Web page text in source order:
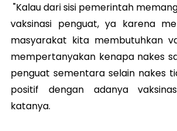
"Kalau dari sisi pemerintah
vaksinasi penguat, ya karena
masyarakat kita membutuhkan
mempertanyakan kenapa nakes
penguat sementara selain nakes
positif dengan adanya
katanya.